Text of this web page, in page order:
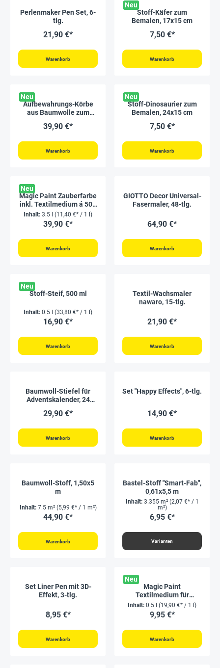
Perlenmaker Pen Set, 6-
tlg.
21,90 €*
Warenkorb
Neu
Stoff-Käfer zum
Bemalen, 17x15 cm
7,50 €*
Warenkorb
Neu
Aufbewahrungs-Körbe
aus Baumwolle zum
39,90 €*
Warenkorb
Neu
Stoff-Dinosaurier zum
Bemalen, 24x15 cm
7,50 €*
Warenkorb
Neu
Magic Paint Zauberfarbe
inkl. Textilmedium á 500
ml, 7-tlg.
Inhalt: 3.5 l (11,40 €* / 1 l)
39,90 €*
Warenkorb
GIOTTO Decor Universal-
Fasermaler, 48-tlg.
64,90 €*
Warenkorb
Neu
Stoff-Steif, 500 ml
Inhalt: 0.5 l (33,80 €* / 1 l)
16,90 €*
Warenkorb
Textil-Wachsmaler
nawaro, 15-tlg.
21,90 €*
Warenkorb
Baumwoll-Stiefel für
Adventskalender, 24
29,90 €*
Warenkorb
Set "Happy Effects", 6-tlg.
14,90 €*
Warenkorb
Baumwoll-Stoff, 1,50x5
m
Inhalt: 7.5 m² (5,99 €* / 1 m²)
44,90 €*
Warenkorb
Bastel-Stoff "Smart-Fab",
0,61x5,5 m
Inhalt: 3.355 m² (2,07 €* / 1
m²)
6,95 €*
Varianten
Set Liner Pen mit 3D-
Effekt, 3-tlg.
8,95 €*
Warenkorb
Neu
Magic Paint
Textilmedium für
Zauberfarbe, 500 ml
Inhalt: 0.5 l (19,90 €* / 1 l)
9,95 €*
Warenkorb